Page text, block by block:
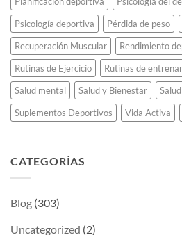
Psicología deportiva
Pérdida de peso
Recuperación Muscular
Rendimiento
Rutinas de Ejercicio
Rutinas de
Salud mental
Salud y Bienestar
Suplementos Deportivos
Vida Activa
CATEGORÍAS
Blog (303)
Uncategorized (2)